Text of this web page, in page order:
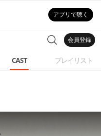
アプリで聴く
会員登録
CAST プレイリスト